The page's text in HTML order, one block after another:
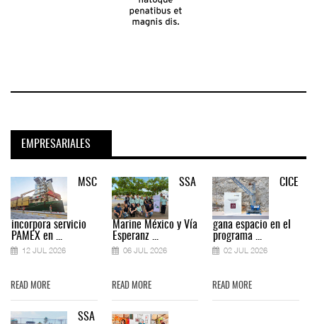
EMPRESARIALES
MSC
incorpora servicio
PAMEX en ...
12 JUL 2026
READ MORE
SSA
SSA
Marine México y Vía
Esperanz ...
06 JUL 2026
READ MORE
CICE
gana espacio en el
programa ...
02 JUL 2026
READ MORE